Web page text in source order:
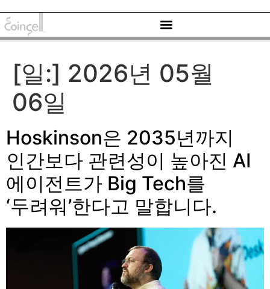
[일:] 2026년 05월
06일
Hoskinson은 2035년까지
인간보다 관련성이 높아진 AI
에이전트가 Big Tech를
‘두려워’한다고 말합니다.